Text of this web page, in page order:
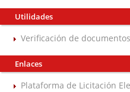
Utilidades
Verificación de documentos
Enlaces
Plataforma de Licitación